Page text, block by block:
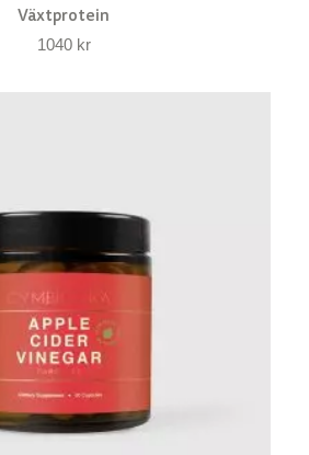
Växtprotein
1040 kr